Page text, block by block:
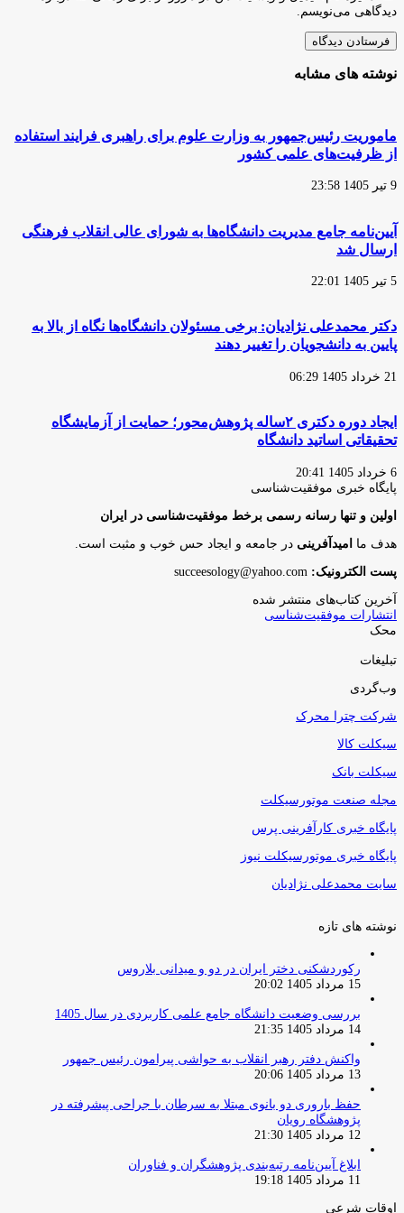
دیدگاهی می‌نویسم.
نوشته های مشابه
ماموریت رئیس‌جمهور به وزارت علوم برای راهبری فرایند استفاده
از ظرفیت‌های علمی کشور
9 تیر 1405 23:58
آیین‌نامه جامع مدیریت دانشگاه‌ها به شورای عالی انقلاب فرهنگی
ارسال شد
5 تیر 1405 22:01
دکتر محمدعلی نژادیان: برخی مسئولان دانشگاه‌ها نگاه از بالا به
پایین به دانشجویان را تغییر دهند
21 خرداد 1405 06:29
ایجاد دوره‌ دکتری ۲ساله پژوهش‌محور؛ حمایت از آزمایشگاه
تحقیقاتی اساتید دانشگاه
6 خرداد 1405 20:41
پایگاه‌ خبری موفقیت‌شناسی
اولین و تنها رسانه رسمی برخط موفقیت‌شناسی در ایران
هدف ما امیدآفرینی در جامعه و ایجاد حس خوب و مثبت است.
پست الکترونیک:
آخرین کتاب‌های منتشر شده
انتشارات موفقیت‌شناسی
محک
تبلیغات
وب‌گردی
شرکت چترا محرک
سیکلت کالا
سیکلت بانک
مجله صنعت موتورسیکلت
پایگاه خبری کارآفرینی پرس
پایگاه خبری موتورسیکلت نیوز
سایت محمدعلی نژادیان
نوشته های تازه
رکوردشکنی دختر ایران در دو و میدانی بلاروس
15 مرداد 1405 20:02
بررسی وضعیت دانشگاه جامع علمی کاربردی در سال 1405
14 مرداد 1405 21:35
واکنش دفتر رهبر انقلاب به حواشی پیرامون رئیس جمهور
13 مرداد 1405 20:06
حفظ باروری دو بانوی مبتلا به سرطان با جراحی پیشرفته در
پژوهشگاه رویان
12 مرداد 1405 21:30
ابلاغ آیین‌نامه رتبه‌بندی پژوهشگران و فناوران
11 مرداد 1405 19:18
اوقات شرعی